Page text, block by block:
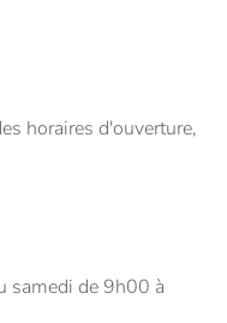
horaires d'ouverture,
samedi de 9h00 à